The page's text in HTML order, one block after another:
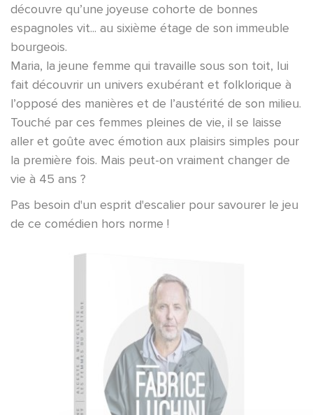
découvre qu’une joyeuse cohorte de bonnes
espagnoles vit... au sixième étage de son immeuble
bourgeois.
Maria, la jeune femme qui travaille sous son toit, lui
fait découvrir un univers exubérant et folklorique à
l’opposé des manières et de l’austérité de son milieu.
Touché par ces femmes pleines de vie, il se laisse
aller et goûte avec émotion aux plaisirs simples pour
la première fois. Mais peut-on vraiment changer de
vie à 45 ans ?
Pas besoin d'un esprit d'escalier pour savourer le jeu
de ce comédien hors norme !